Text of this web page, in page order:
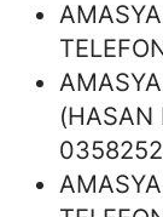
(HASAN